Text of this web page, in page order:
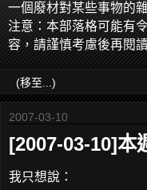
一個廢材對某些事物的
注意：本部落格可能有
容，請謹慎考慮後再閱
2007-03-10
[2007-03-10]本
我只想說：